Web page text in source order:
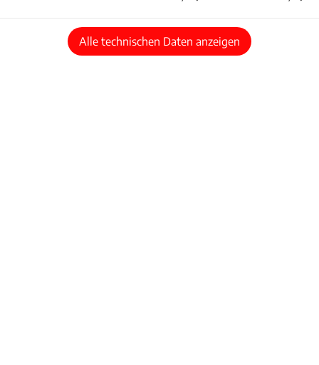
Alle technischen Daten anzeigen